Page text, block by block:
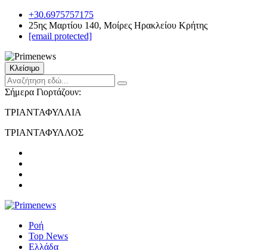
+30.6975757175
25ης Μαρτίου 140, Μοίρες Ηρακλείου Κρήτης
[email protected]
Κλείσιμο
Σήμερα Γιορτάζουν:
ΤΡΙΑΝΤΑΦΥΛΛΙΑ
ΤΡΙΑΝΤΑΦΥΛΛΟΣ
Ροή
Top News
Ελλάδα